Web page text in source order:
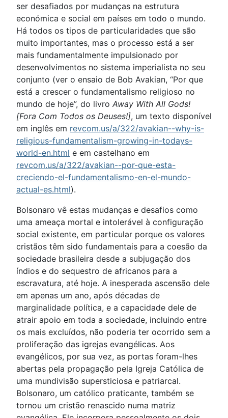
ser desafiados por mudanças na estrutura
económica e social em países em todo o mundo.
Há todos os tipos de particularidades que são
muito importantes, mas o processo está a ser
mais fundamentalmente impulsionado por
desenvolvimentos no sistema imperialista no seu
conjunto (ver o ensaio de Bob Avakian, “Por que
está a crescer o fundamentalismo religioso no
mundo de hoje”, do livro Away With All Gods!
[Fora Com Todos os Deuses!], um texto disponível
em inglês em revcom.us/a/322/avakian--why-is-
religious-fundamentalism-growing-in-todays-
world-en.html e em castelhano em
revcom.us/a/322/avakian--por-que-esta-
creciendo-el-fundamentalismo-en-el-mundo-
actual-es.html).
Bolsonaro vê estas mudanças e desafios como
uma ameaça mortal e intolerável à configuração
social existente, em particular porque os valores
cristãos têm sido fundamentais para a coesão da
sociedade brasileira desde a subjugação dos
índios e do sequestro de africanos para a
escravatura, até hoje. A inesperada ascensão dele
em apenas um ano, após décadas de
marginalidade política, e a capacidade dele de
atrair apoio em toda a sociedade, incluindo entre
os mais excluídos, não poderia ter ocorrido sem a
proliferação das igrejas evangélicas. Aos
evangélicos, por sua vez, as portas foram-lhes
abertas pela propagação pela Igreja Católica de
uma mundivisão supersticiosa e patriarcal.
Bolsonaro, um católico praticante, também se
tornou um cristão renascido numa matriz